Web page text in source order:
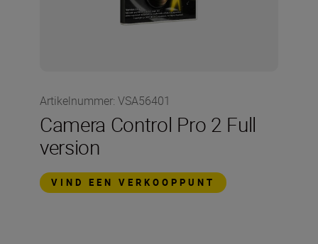
Artikelnummer: VSA56401
Camera Control Pro 2 Full
version
VIND EEN VERKOOPPUNT